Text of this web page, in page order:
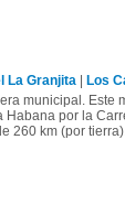
La Granjita| Los
municipal. Este
por la
260 km (por